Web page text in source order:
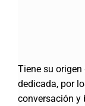
Tiene su origen
dedicada, por
conversación y